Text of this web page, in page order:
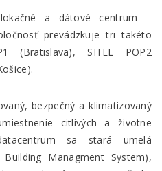
a dátové centrum –
prevádzkuje tri takéto
(Bratislava), SITEL POP2
bezpečný a klimatizovaný
citlivých a životne
sa stará umelá
Managment System),